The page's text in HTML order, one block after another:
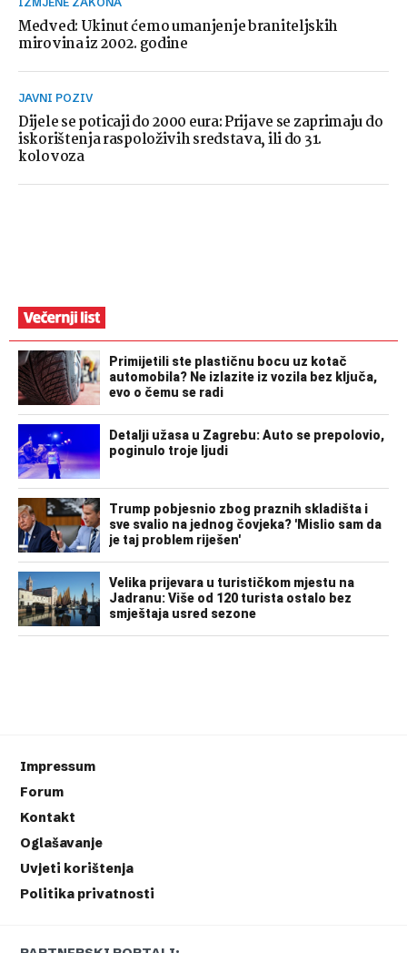
Medved: Ukinut ćemo umanjenje braniteljskih
mirovina iz 2002. godine
JAVNI POZIV
Dijele se poticaji do 2000 eura: Prijave se zaprimaju do
iskorištenja raspoloživih sredstava, ili do 31.
kolovoza
Impressum
Forum
Kontakt
Oglašavanje
Uvjeti korištenja
Politika privatnosti